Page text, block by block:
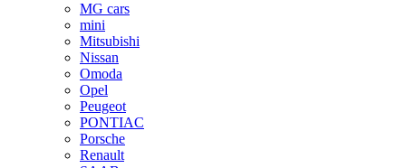
MG cars
mini
Mitsubishi
Nissan
Omoda
Opel
Peugeot
PONTIAC
Porsche
Renault